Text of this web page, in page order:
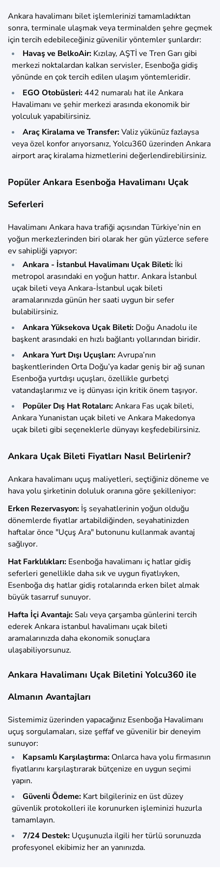
Ankara havalimanı bilet işlemlerinizi tamamladıktan
sonra, terminale ulaşmak veya terminalden şehre geçmek
için tercih edebileceğiniz güvenilir yöntemler şunlardır:
Havaş ve BelkoAir: Kızılay, AŞTİ ve Tren Garı gibi
merkezi noktalardan kalkan servisler, Esenboğa gidiş
yönünde en çok tercih edilen ulaşım yöntemleridir.
EGO Otobüsleri:442 numaralı hat ile Ankara
Havalimanı ve şehir merkezi arasında ekonomik bir
yolculuk yapabilirsiniz.
Araç Kiralama ve Transfer:Valiz yükünüz fazlaysa
veya özel konfor arıyorsanız, Yolcu360 üzerinden Ankara
airport araç kiralama hizmetlerini değerlendirebilirsiniz.
Popüler Ankara Esenboğa Havalimanı Uçak
Seferleri
Havalimanı Ankara hava trafiği açısından Türkiye’nin en
yoğun merkezlerinden biri olarak her gün yüzlerce sefere
ev sahipliği yapıyor:
Ankara - İstanbul Havalimanı Uçak Bileti: İki
metropol arasındaki en yoğun hattır. Ankara İstanbul
uçak bileti veya Ankara-İstanbul uçak bileti
aramalarınızda günün her saati uygun bir sefer
bulabilirsiniz.
Ankara Yüksekova Uçak Bileti: Doğu Anadolu ile
başkent arasındaki en hızlı bağlantı yollarından biridir.
Ankara Yurt Dışı Uçuşları:Avrupa’nın
başkentlerinden Orta Doğu’ya kadar geniş bir ağ sunan
Esenboğa yurtdışı uçuşları, özellikle gurbetçi
vatandaşlarımız ve iş dünyası için kritik önem taşıyor.
Popüler Dış Hat Rotaları:Ankara Fas uçak bileti,
Ankara Yunanistan uçak bileti ve Ankara Makedonya
uçak bileti gibi seçeneklerle dünyayı keşfedebilirsiniz.
Ankara Uçak Bileti Fiyatları Nasıl Belirlenir?
Ankara havalimanı uçuş maliyetleri, seçtiğiniz döneme ve
hava yolu şirketinin doluluk oranına göre şekilleniyor:
Erken Rezervasyon: İş seyahatlerinin yoğun olduğu
dönemlerde fiyatlar artabildiğinden, seyahatinizden
haftalar önce "Uçuş Ara" butonunu kullanmak avantaj
sağlıyor.
Hat Farklılıkları: Esenboğa havalimanı iç hatlar gidiş
seferleri genellikle daha sık ve uygun fiyatlıyken,
Esenboğa dış hatlar gidiş rotalarında erken bilet almak
büyük tasarruf sunuyor.
Hafta İçi Avantajı: Salı veya çarşamba günlerini tercih
ederek Ankara istanbul havalimanı uçak bileti
aramalarınızda daha ekonomik sonuçlara
ulaşabiliyorsunuz.
Ankara Havalimanı Uçak Biletini Yolcu360 ile
Almanın Avantajları
Sistemimiz üzerinden yapacağınız Esenboğa Havalimanı
uçuş sorgulamaları, size şeffaf ve güvenilir bir deneyim
sunuyor:
Kapsamlı Karşılaştırma: Onlarca hava yolu firmasının
fiyatlarını karşılaştırarak bütçenize en uygun seçimi
yapın.
Güvenli Ödeme: Kart bilgileriniz en üst düzey
güvenlik protokolleri ile korunurken işleminizi huzurla
tamamlayın.
7/24 Destek: Uçuşunuzla ilgili her türlü sorunuzda
profesyonel ekibimiz her an yanınızda.